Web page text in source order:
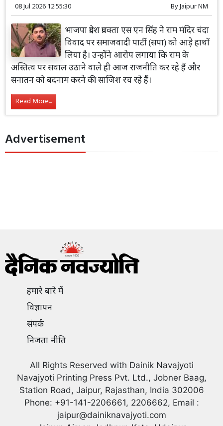
08 Jul 2026 12:55:30 ByJaipur NM
भाजपा प्रदेश प्रवक्ता एस एन सिंह ने राम मंदिर चंदा
विवाद पर समाजवादी पार्टी (सपा) को आड़े हाथों
लिया है। उन्होंने आरोप लगाया कि राम के
अस्तित्व पर सवाल उठाने वाले ही आज राजनीति कर रहे हैं और
सनातन को बदनाम करने की साजिश रच रहे हैं।
Read More...
Advertisement
हमारे बारे में
विज्ञापन
संपर्क
निजता नीति
All Rights Reserved with Dainik Navajyoti
Navajyoti Printing Press Pvt. Ltd., Jobner Baag,
Station Road, Jaipur, Rajasthan, India 302006
Phone: +91-141-2206661, 2206662, Email :
jaipur@dainiknavajyoti.com